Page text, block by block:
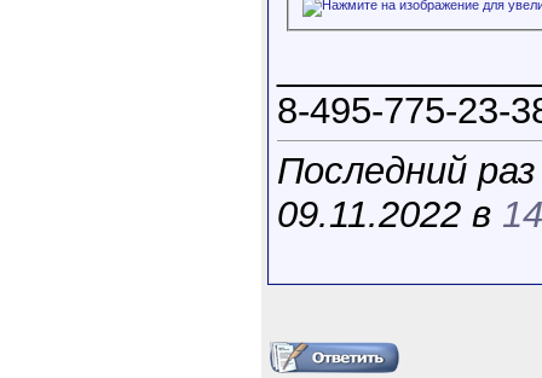
8-495-775-23-
Последний
09.11.2022 в